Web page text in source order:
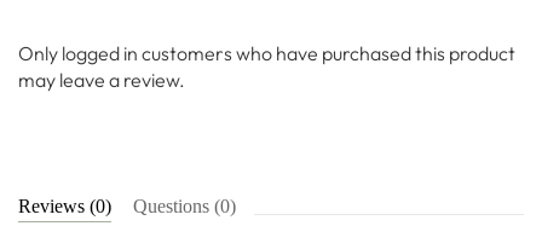
Only logged in customers who have purchased this product
may leave a review.
Reviews (0) Questions (0)